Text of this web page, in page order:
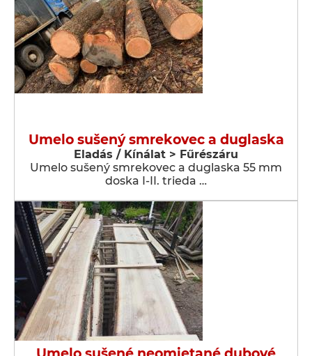
Umelo sušený smrekovec a duglaska
Eladás / Kínálat > Fűrészáru
Umelo sušený smrekovec a duglaska 55 mm
doska I-II. trieda …